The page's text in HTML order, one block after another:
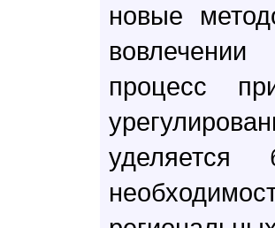
новые
процесс
уделяется